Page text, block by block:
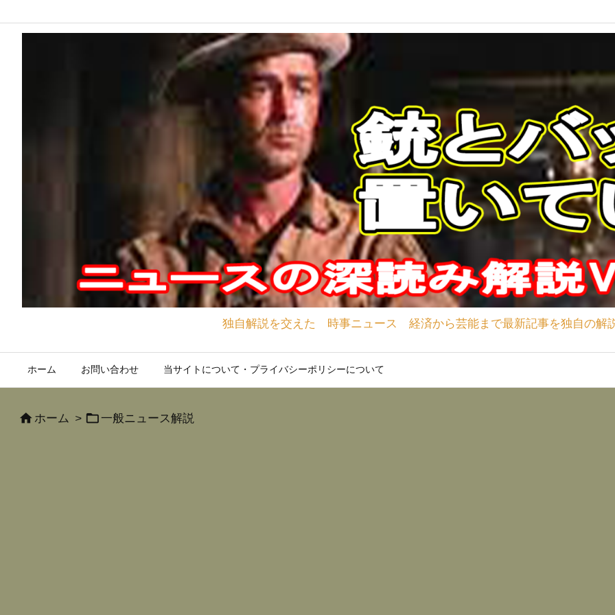
独自解説を交えた 時事ニュース 経済から芸能まで最新記事を独自の解
ホーム お問い合わせ 当サイトについて・プライバシーポリシーについて
 ホーム > 一般ニュース解説